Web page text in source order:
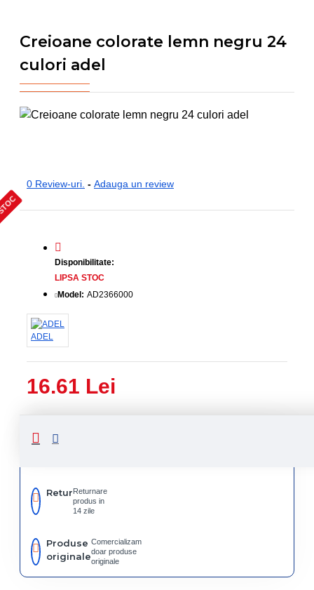
Creioane colorate lemn negru 24
culori adel
0 Review-uri. - Adauga un review
16.61 Lei
Disponibilitate:
LIPSA STOC
Model: AD2366000
ADEL
Livrare
rapida
ReturReturnare
produs in
14 zile
Produse
originale
Comercializam
doar produse
originale